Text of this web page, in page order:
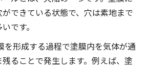
できている状態で、穴は素地まで
です。
を形成する過程で塗膜内を気体が通
ることで発生します。例えば、塗